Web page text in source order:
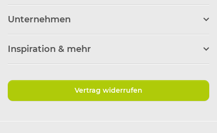
Unternehmen
Inspiration & mehr
Vertrag widerrufen